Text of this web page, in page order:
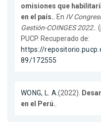
omisiones que
en el país.. En IV
Gestión-COINGES 2022..
PUCP. Recuperado de:
https://
89/172555
WONG, L. A.(2022).
en el Perú..